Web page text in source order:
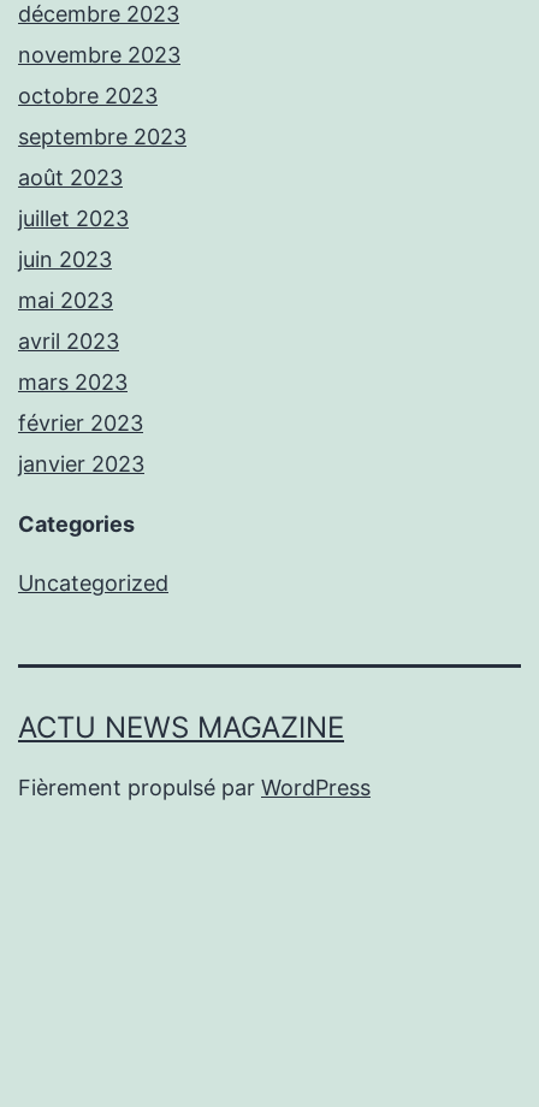
décembre 2023
novembre 2023
octobre 2023
septembre 2023
août 2023
juillet 2023
juin 2023
mai 2023
avril 2023
mars 2023
février 2023
janvier 2023
Categories
Uncategorized
ACTU NEWS MAGAZINE
Fièrement propulsé par WordPress